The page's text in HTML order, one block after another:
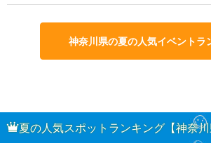
神奈川県の夏の人気イベントラ
夏の人気スポットランキング【神奈川